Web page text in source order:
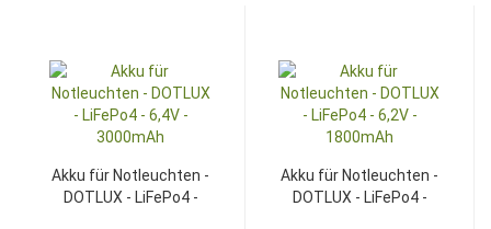
Akku für Notleuchten -
DOTLUX - LiFePo4 -
Akku für Notleuchten -
DOTLUX - LiFePo4 -